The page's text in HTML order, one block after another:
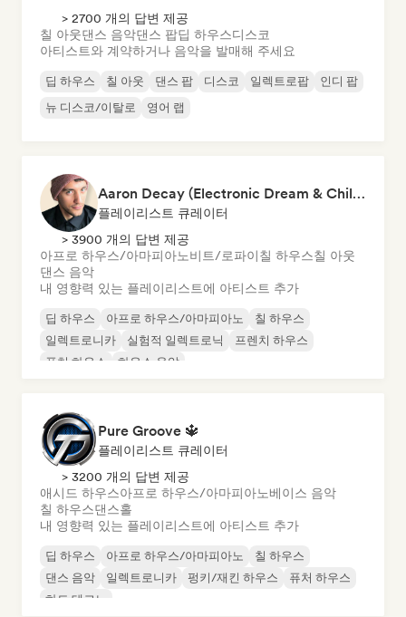
> 2700 개의 답변 제공
칠 아웃댄스 음악댄스 팝딥 하우스디스코
아티스트와 계약하거나 음악을 발매해 주세요
딥 하우스 칠 아웃 댄스 팝 디스코 일렉트로팝
인디 팝
뉴 디스코/이탈로
영어 랩
Aaron Decay (Electronic Dream & Chill Electronic Dream playlists)
플레이리스트 큐레이터
> 3900 개의 답변 제공
아프로 하우스/아마피아노비트/로파이칠 하우스칠 아웃
댄스 음악
내 영향력 있는 플레이리스트에 아티스트 추가
딥 하우스 아프로 하우스/아마피아노
칠 하우스
일렉트로니카
실험적 일렉트로닉
프렌치 하우스
퓨처 하우스
하우스 음악
Pure Groove 🔱
플레이리스트 큐레이터
> 3200 개의 답변 제공
애시드 하우스아프로 하우스/아마피아노베이스 음악
칠 하우스댄스홀
내 영향력 있는 플레이리스트에 아티스트 추가
딥 하우스 아프로 하우스/아마피아노
칠 하우스
댄스 음악
일렉트로니카 펑키/재킨 하우스
퓨처 하우스
하드 테크노